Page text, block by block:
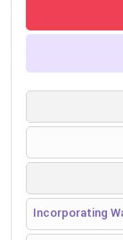
Incorporating